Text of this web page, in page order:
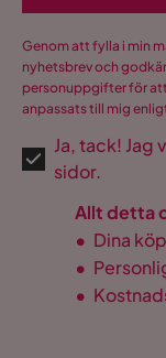
Genom att fylla i min
nyhetsbrev och
personuppgifter för
anpassats till mig
Ja, tack! Jag
sidor.
Allt detta
• Dina
•
•